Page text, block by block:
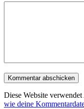
Diese Website
wie deine